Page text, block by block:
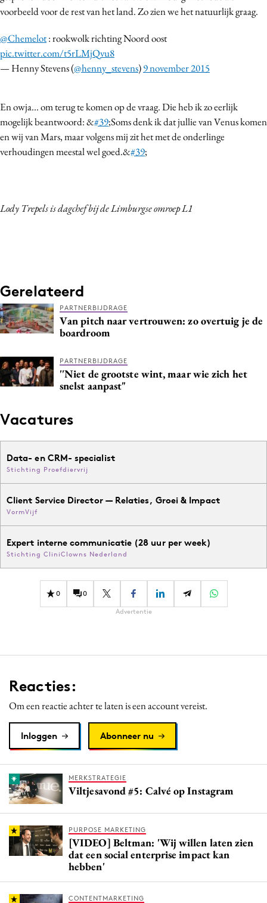
voorbeeld voor de rest van het land. Zo zien we het natuurlijk graag.
@Chemelot: rookwolk richting Noord oost
pic.twitter.com/t5rLMjQvu8
— Henny Stevens (@henny_stevens)9 november 2015
En owja... om terug te komen op de vraag. Die heb ik zo eerlijk
mogelijk beantwoord: &#39;Soms denk ik dat jullie van Venus komen
en wij van Mars, maar volgens mij zit het met de onderlinge
verhoudingen meestal wel goed.&#39;
Lody Trepels is dagchef bij de Limburgse omroep L1
Gerelateerd
PARTNERBIJDRAGE
Van pitch naar vertrouwen: zo overtuig je de
boardroom
PARTNERBIJDRAGE
''Niet de grootste wint, maar wie zich het
snelst aanpast"
Vacatures
Data- en CRM- specialist
Stichting Proefdiervrij
Client Service Director — Relaties, Groei & Impact
VormVijf
Expert interne communicatie (28 uur per week)
Stichting CliniClowns Nederland
0 0
Advertentie
Reacties:
Om een reactie achter te laten is een account vereist.
Inloggen Abonneer nu
MERKSTRATEGIE
Viltjesavond #5: Calvé op Instagram
PURPOSE MARKETING
[VIDEO] Beltman: 'Wij willen laten zien
dat een social enterprise impact kan
hebben'
CONTENTMARKETING